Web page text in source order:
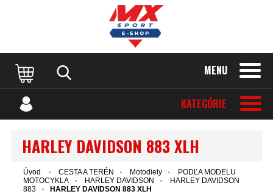
MENU
KATEGÓRIE
HARLEY DAVIDSON 883 XLH
Úvod CESTA A TERÉN Motodiely
PODĽA MODELU
MOTOCYKLA
HARLEY DAVIDSON
HARLEY DAVIDSON
883
HARLEY DAVIDSON 883 XLH